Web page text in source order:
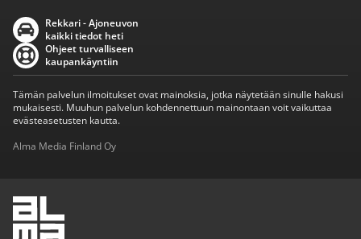
Rekkari - Ajoneuvon
kaikki tiedot heti
Ohjeet turvalliseen
kaupankäyntiin
Tämän palvelun ilmoitukset ovat mainoksia, jotka näytetään sinulle hakusi
mukaisesti. Muuhun palvelun kohdennettuun mainontaan voit vaikuttaa
evästeasetusten kautta.
Alma Media Finland Oy